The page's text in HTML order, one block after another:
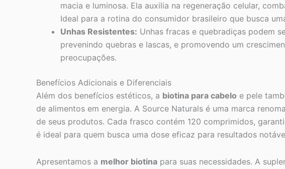
macia e luminosa. Ela auxilia na regeneração celular,
Ideal para a rotina do consumidor brasileiro que busca
Unhas Resistentes: Unhas fracas e quebradiças podem
prevenindo quebras e lascas, e promovendo um
preocupações.
Benefícios Adicionais e Diferenciais
Além dos benefícios estéticos, a biotina para cabelo e pele
de alimentos em energia. A Source Naturals é uma marca
de seus produtos. Cada frasco contém 120 comprimidos,
é ideal para quem busca uma dose eficaz para resultados
Apresentamos a melhor biotina para suas necessidades. A